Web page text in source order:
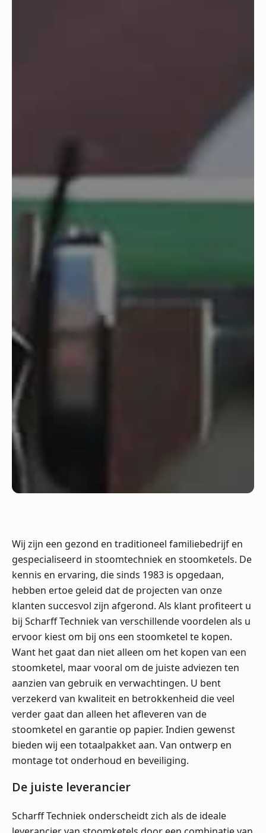
Wij zijn een gezond en traditioneel familiebedrijf en
gespecialiseerd in stoomtechniek en stoomketels. De
kennis en ervaring, die sinds 1983 is opgedaan,
hebben ertoe geleid dat de projecten van onze
klanten succesvol zijn afgerond. Als klant profiteert u
bij Scharff Techniek van verschillende voordelen als u
ervoor kiest om bij ons een stoomketel te kopen.
Want het gaat dan niet alleen om het kopen van een
stoomketel, maar vooral om de juiste adviezen ten
aanzien van gebruik en verwachtingen. U bent
verzekerd van kwaliteit en betrokkenheid die veel
verder gaat dan alleen het afleveren van de
stoomketel en garantie op papier. Indien gewenst
bieden wij een totaalpakket aan. Van ontwerp en
montage tot onderhoud en beveiliging.
De juiste leverancier
Scharff Techniek onderscheidt zich als de ideale